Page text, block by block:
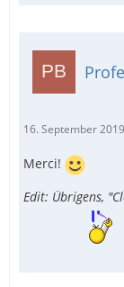
16. September
Merci!
Edit: Übrigens,